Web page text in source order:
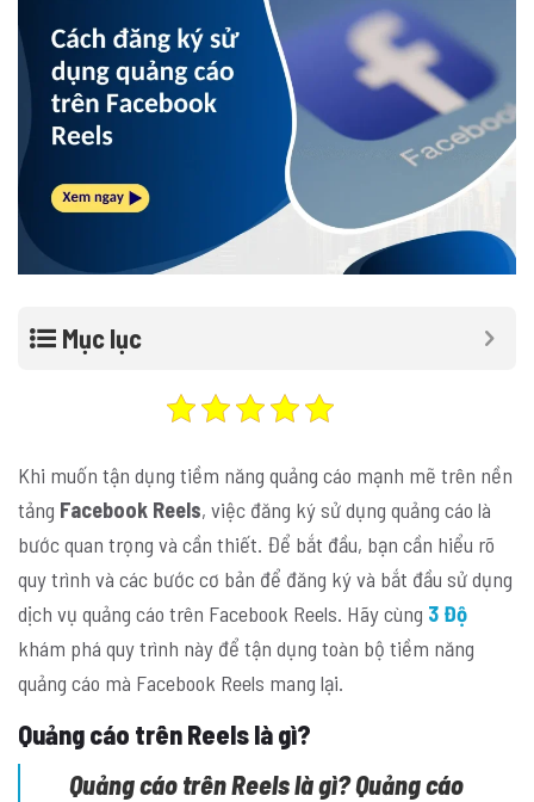
Mục lục
Khi muốn tận dụng tiềm năng quảng cáo mạnh mẽ trên nền
tảng Facebook Reels, việc đăng ký sử dụng quảng cáo là
bước quan trọng và cần thiết. Để bắt đầu, bạn cần hiểu rõ
quy trình và các bước cơ bản để đăng ký và bắt đầu sử dụng
dịch vụ quảng cáo trên Facebook Reels. Hãy cùng 3 Độ
khám phá quy trình này để tận dụng toàn bộ tiềm năng
quảng cáo mà Facebook Reels mang lại.
Quảng cáo trên Reels là gì?
Quảng cáo trên Reels là gì?Quảng cáo